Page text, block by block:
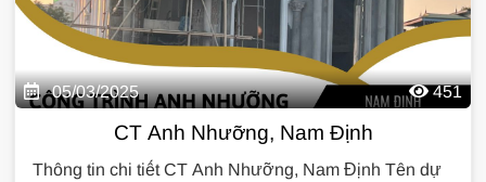
05/03/2025 451
CT Anh Nhưỡng, Nam Định
Thông tin chi tiết CT Anh Nhưỡng, Nam Định Tên dự